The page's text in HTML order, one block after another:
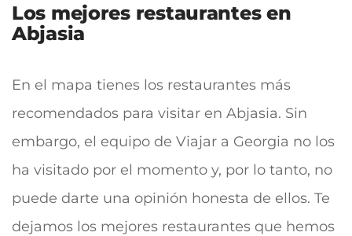
Los mejores restaurantes en
Abjasia
En el mapa tienes los restaurantes más
recomendados para visitar en Abjasia. Sin
embargo, el equipo de Viajar a Georgia no los
ha visitado por el momento y, por lo tanto, no
puede darte una opinión honesta de ellos. Te
dejamos los mejores restaurantes que hemos